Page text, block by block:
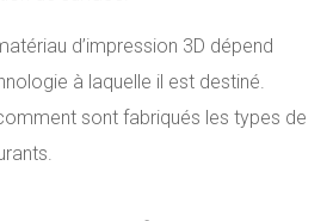
d’impression 3D dépend
à laquelle il est destiné.
sont fabriqués les types de